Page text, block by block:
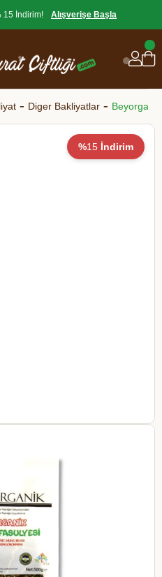
15 İndirim! Alışverişe Başla
Diger Bakliyatlar
%15 İndirim